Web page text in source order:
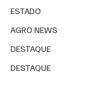
ESTADO
AGRO NEWS
DESTAQUE
DESTAQUE